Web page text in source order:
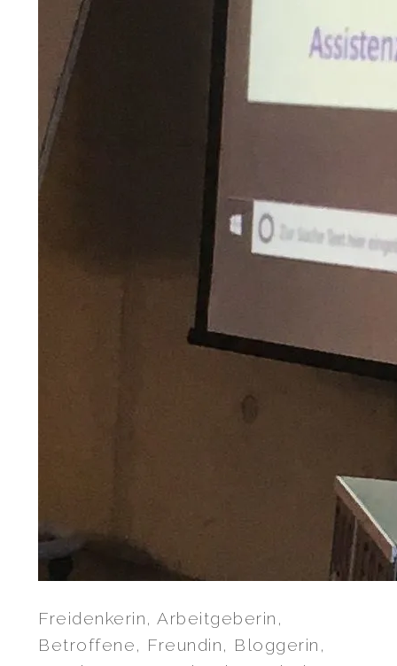
Freidenkerin, Arbeitgeberin,
Betroffene, Freundin, Bloggerin,